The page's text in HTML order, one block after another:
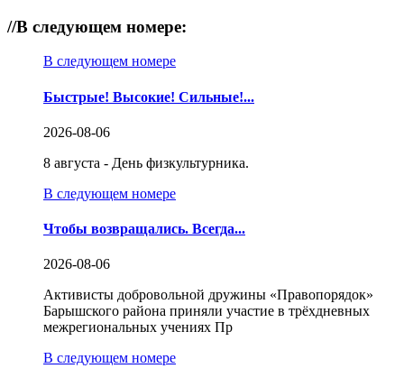
//В следующем номере:
В следующем номере
Быстрые! Высокие! Сильные!...
2026-08-06
8 августа - День физкультурника.
В следующем номере
Чтобы возвращались. Всегда...
2026-08-06
Активисты добровольной дружины «Правопорядок»
Барышского района приняли участие в трёхдневных
межрегиональных учениях Пр
В следующем номере